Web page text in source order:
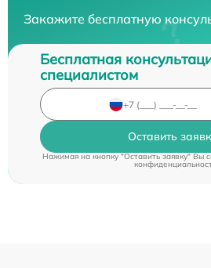
Закажите бесплатную
Бесплатная
специалистом
Оставить
Нажимая на кнопку "Оставить заявку" Вы